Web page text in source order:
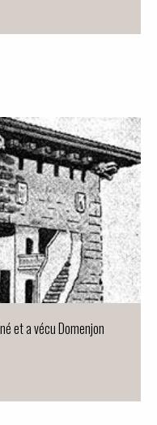
et a vécu Domenjon